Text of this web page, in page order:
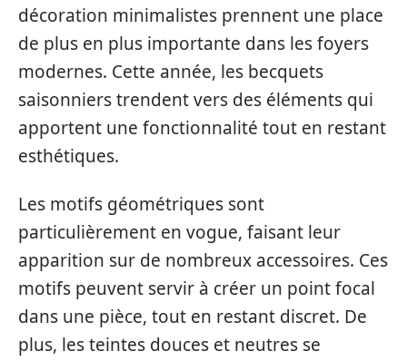
décoration minimalistes prennent une place
de plus en plus importante dans les foyers
modernes. Cette année, les becquets
saisonniers trendent vers des éléments qui
apportent une fonctionnalité tout en restant
esthétiques.
Les motifs géométriques sont
particulièrement en vogue, faisant leur
apparition sur de nombreux accessoires. Ces
motifs peuvent servir à créer un point focal
dans une pièce, tout en restant discret. De
plus, les teintes douces et neutres se